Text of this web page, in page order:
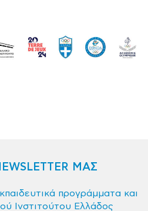
ΜΑΣ
προγράμματα και
Ινστιτούτου Ελλάδος